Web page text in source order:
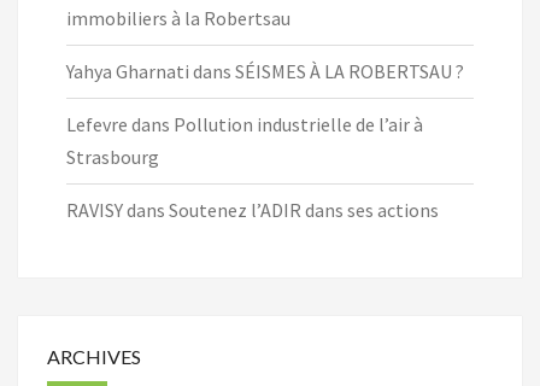
immobiliers à la Robertsau
Yahya Gharnati dans SÉISMES À LA ROBERTSAU ?
Lefevre dans Pollution industrielle de l’air à
Strasbourg
RAVISYdans Soutenez l’ADIR dans ses actions
ARCHIVES